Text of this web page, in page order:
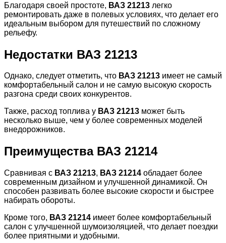
Благодаря своей простоте, ВАЗ 21213 легко
ремонтировать даже в полевых условиях, что делает его
идеальным выбором для путешествий по сложному
рельефу.
Недостатки ВАЗ 21213
Однако, следует отметить, что ВАЗ 21213 имеет не самый
комфортабельный салон и не самую высокую скорость
разгона среди своих конкурентов.
Также, расход топлива у ВАЗ 21213 может быть
несколько выше, чем у более современных моделей
внедорожников.
Преимущества ВАЗ 21214
Сравнивая с ВАЗ 21213, ВАЗ 21214 обладает более
современным дизайном и улучшенной динамикой. Он
способен развивать более высокие скорости и быстрее
набирать обороты.
Кроме того, ВАЗ 21214 имеет более комфортабельный
салон с улучшенной шумоизоляцией, что делает поездки
более приятными и удобными.